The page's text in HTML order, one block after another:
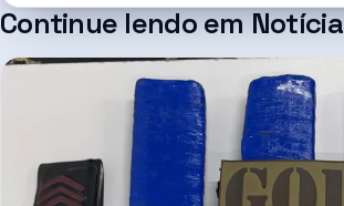
Continue lendo em